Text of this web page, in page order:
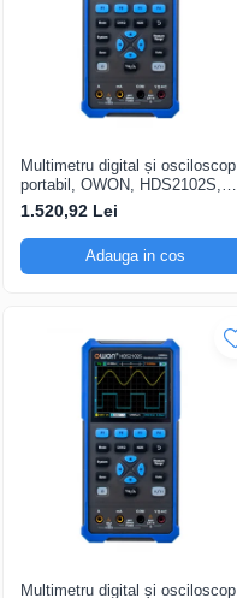
Multimetru digital și osciloscop
portabil, OWON, HDS2102S,
200mV-1kV, 200mA-
1.520,92 Lei
Adauga in cos
Multimetru digital și osciloscop